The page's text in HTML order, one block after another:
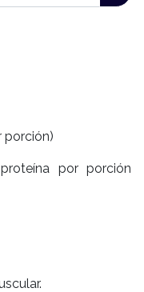
porción)
por porción